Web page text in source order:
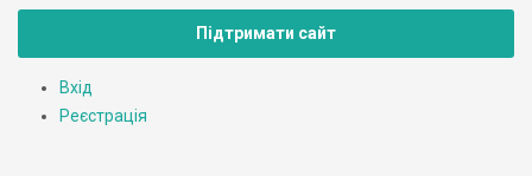
Підтримати сайт
Вхід
Реєстрація